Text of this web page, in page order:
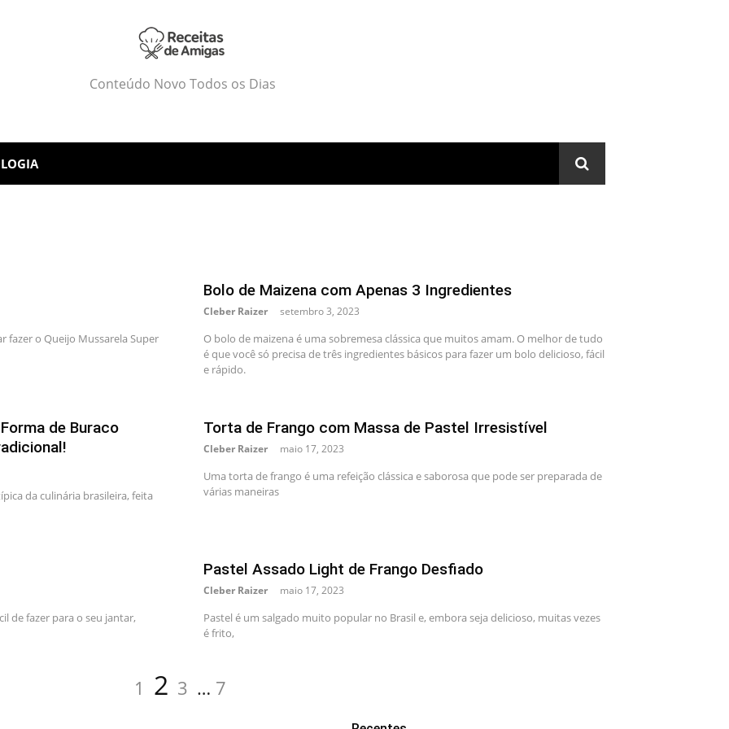
Conteúdo Novo Todos os Dias
fazer o Queijo Mussarela Super
Bolo de Maizena com Apenas 3 Ingredientes
Cleber Raizer setembro 3, 2023
O bolo de maizena é uma sobremesa clássica que muitos amam. O melhor de tudo
é que você só precisa de três ingredientes básicos para fazer um bolo delicioso, fácil
e rápido.
de Buraco
da culinária brasileira, feita
Torta de Frango com Massa de Pastel Irresistível
Cleber Raizer maio 17, 2023
Uma torta de frango é uma refeição clássica e saborosa que pode ser preparada de
várias maneiras
de fazer para o seu jantar,
Pastel Assado Light de Frango Desfiado
Cleber Raizer maio 17, 2023
Pastel é um salgado muito popular no Brasil e, embora seja delicioso, muitas vezes
é frito,
Page
1 Page
2 Page
3 … Page
7